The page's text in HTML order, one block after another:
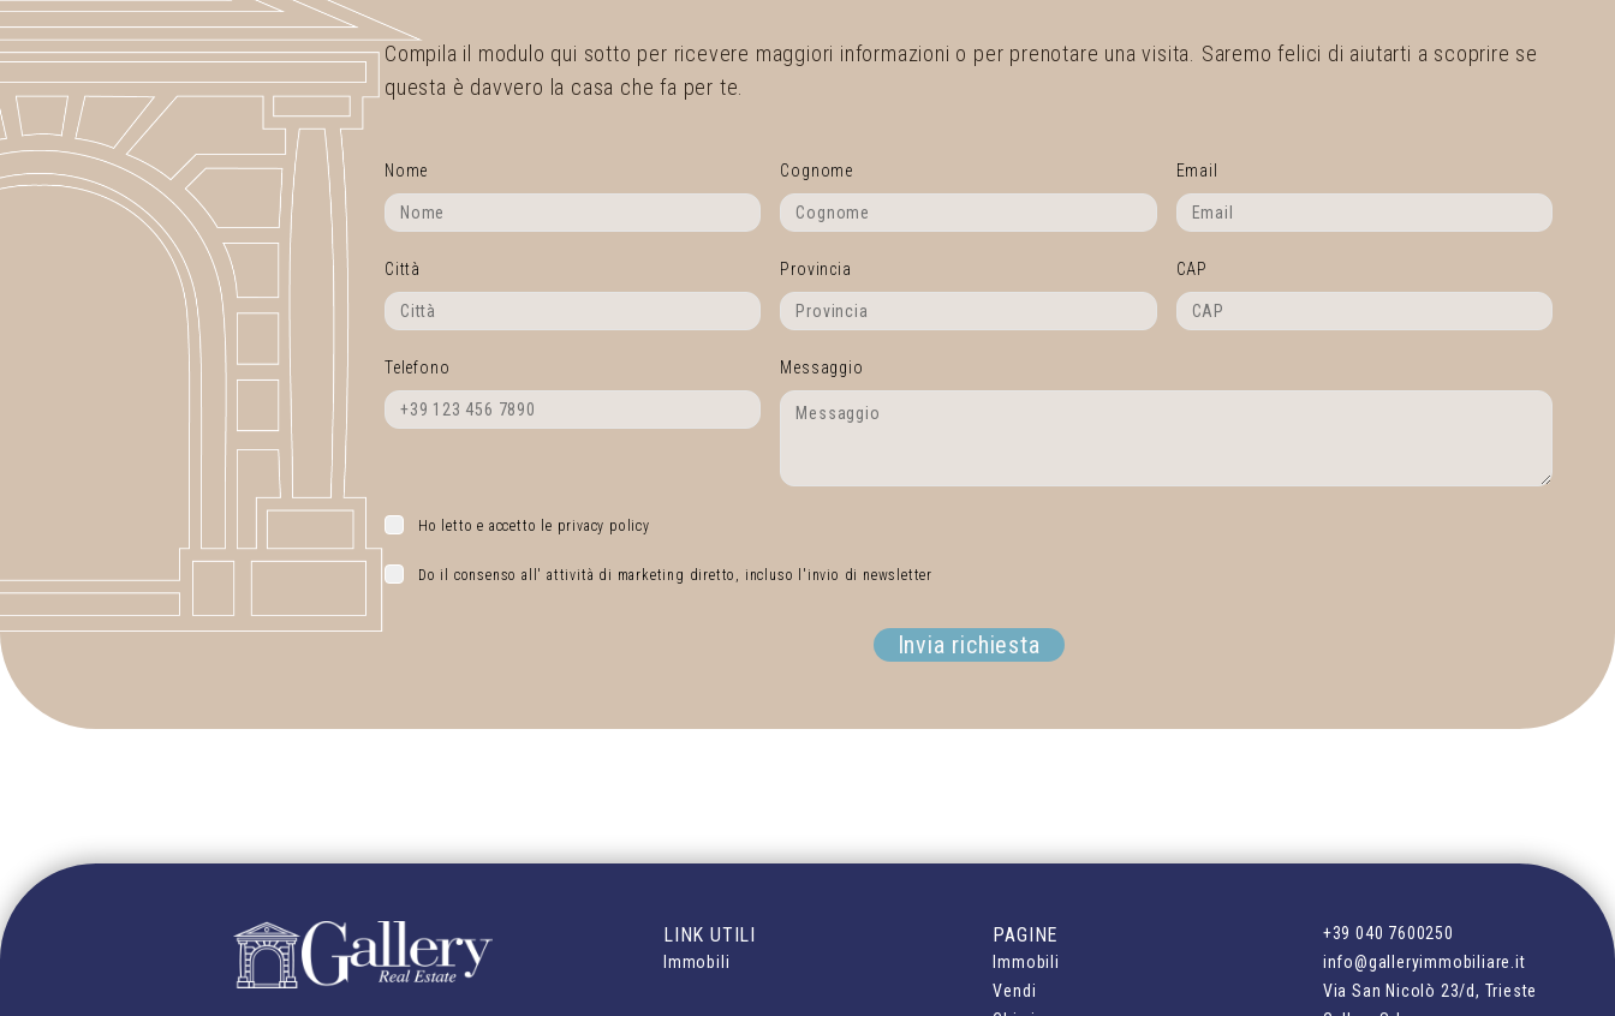
Compila il modulo qui sotto per ricevere maggiori informazioni o per prenotare una visita. Saremo felici di aiutarti a scoprire se
questa è davvero la casa che fa per te.
Nome Cognome Email
Città Provincia CAP
Telefono Messaggio
Ho letto e accetto le privacy policy
Do il consenso all' attività di marketing diretto, incluso l'invio di newsletter
Invia richiesta
LINK UTILI
Immobili
PAGINE
Immobili
Vendi
+39 040 7600250
info@galleryimmobiliare.it
Via San Nicolò 23/d, Trieste